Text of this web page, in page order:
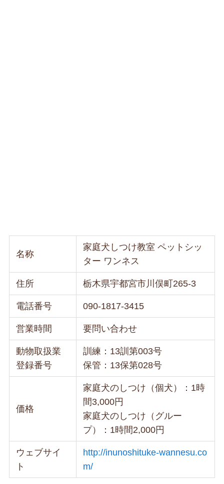
名称
家庭犬しつけ教室 ペットシッ
ター ワンネス
住所 栃木県宇都宮市川俣町265-3
電話番号 090-1817-3415
営業時間 要問い合わせ
動物取扱業
登録番号
訓練：13訓第003号
保管：13保第028号
価格
家庭犬のしつけ（個犬）：1時
間3,000円
家庭犬のしつけ（グルー
プ）：1時間2,000円
ウェブサイ
ト
http://inunoshituke-wannesu.co
m/